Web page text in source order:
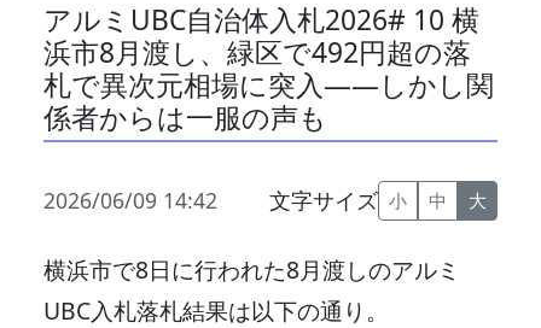
アルミUBC自治体入札2026# 10 横
浜市8月渡し、緑区で492円超の落
札で異次元相場に突入――しかし関
係者からは一服の声も
2026/06/09 14:42 文字サイズ 小 中 大
横浜市で8日に行われた8月渡しのアルミ
UBC入札落札結果は以下の通り。